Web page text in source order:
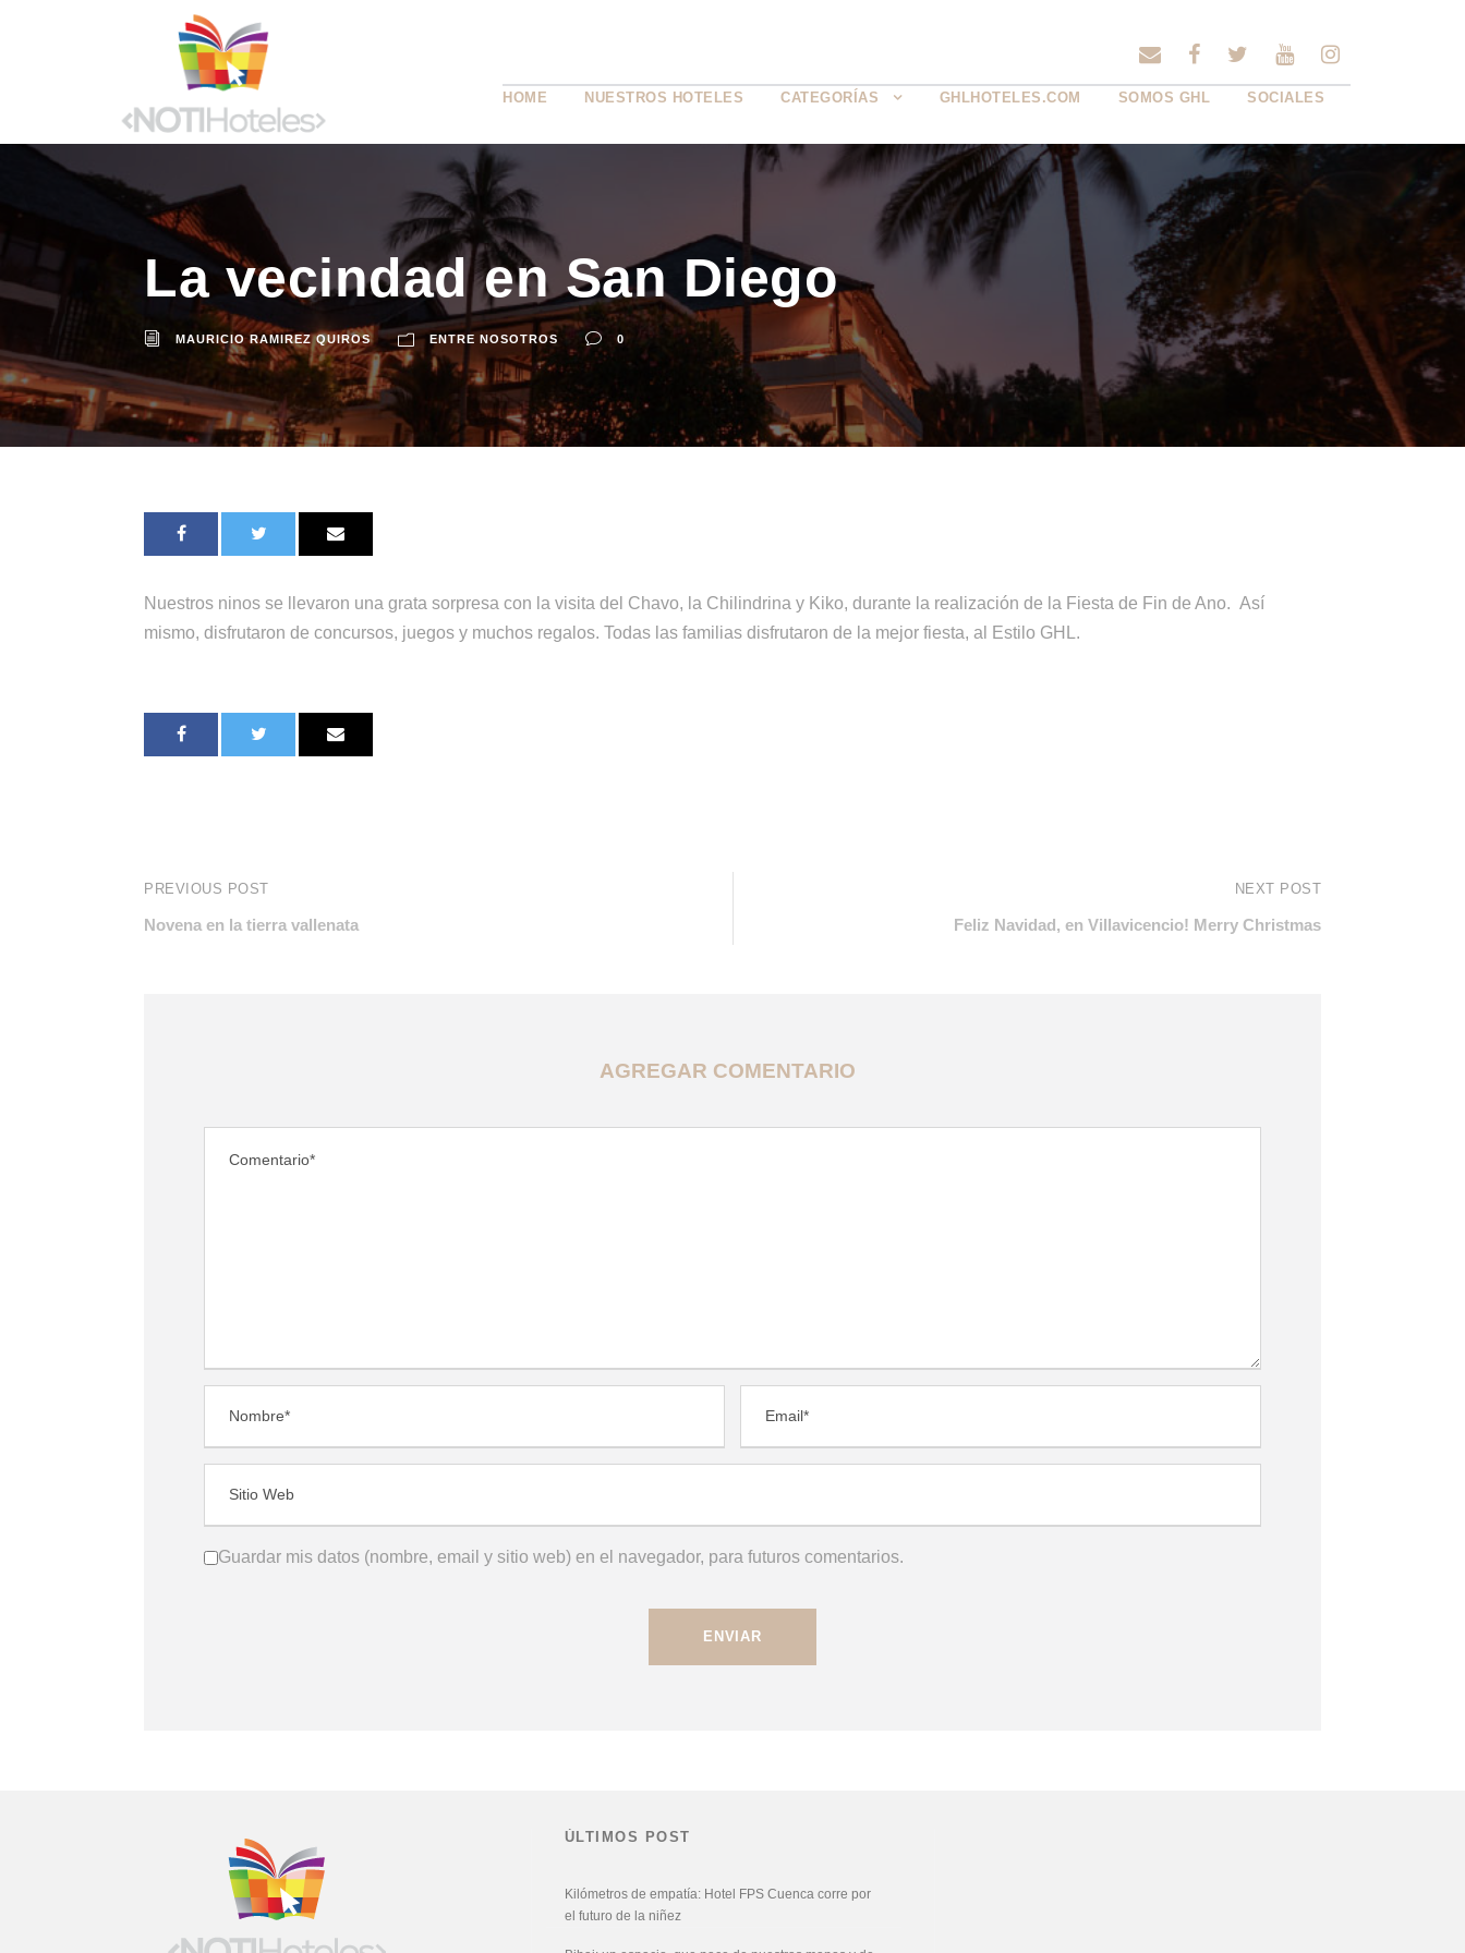
HOME NUESTROS HOTELES CATEGORÍAS GHLHOTELES.COM SOMOS GHL SOCIALES
La vecindad en San Diego
MAURICIO RAMIREZ QUIROS ENTRE NOSOTROS 0
Nuestros ninos se llevaron una grata sorpresa con la visita del Chavo, la Chilindrina y Kiko, durante la realización de la Fiesta de Fin de Ano. Así
mismo, disfrutaron de concursos, juegos y muchos regalos. Todas las familias disfrutaron de la mejor fiesta, al Estilo GHL.
PREVIOUS POST
Novena en la tierra vallenata
NEXT POST
Feliz Navidad, en Villavicencio! Merry Christmas
AGREGAR COMENTARIO
Guardar mis datos (nombre, email y sitio web) en el navegador, para futuros comentarios.
ÚLTIMOS POST
Kilómetros de empatía: Hotel FPS Cuenca corre por
el futuro de la niñez